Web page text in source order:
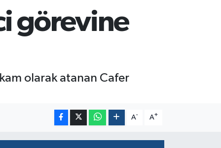
görevine
olarak atanan Cafer
A- A+